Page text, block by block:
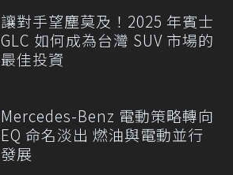
讓對手望塵莫及！2025 年賓士
GLC 如何成為台灣 SUV 市場的
最佳投資
Mercedes-Benz 電動策略轉向
EQ 命名淡出 燃油與電動並行
發展